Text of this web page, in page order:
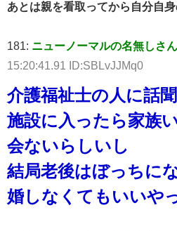
あとは親を看取ってから自分自
181: ニューノーマルの名無しさん
15:20:41.91 ID:SBLvJJMq0
介護福祉士の人に話
施設に入ったら家族
会ないらしいし
結局老後はぼっちに
婚しなくてもいいや